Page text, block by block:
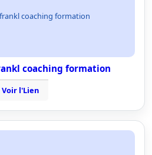
coaching formation
coaching formation
Voir l'Lien